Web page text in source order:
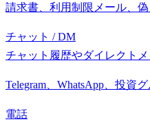
請求書、利用制限メール、
チャット / DM
チャット履歴やダイレクト
Telegram、WhatsApp、投資
電話